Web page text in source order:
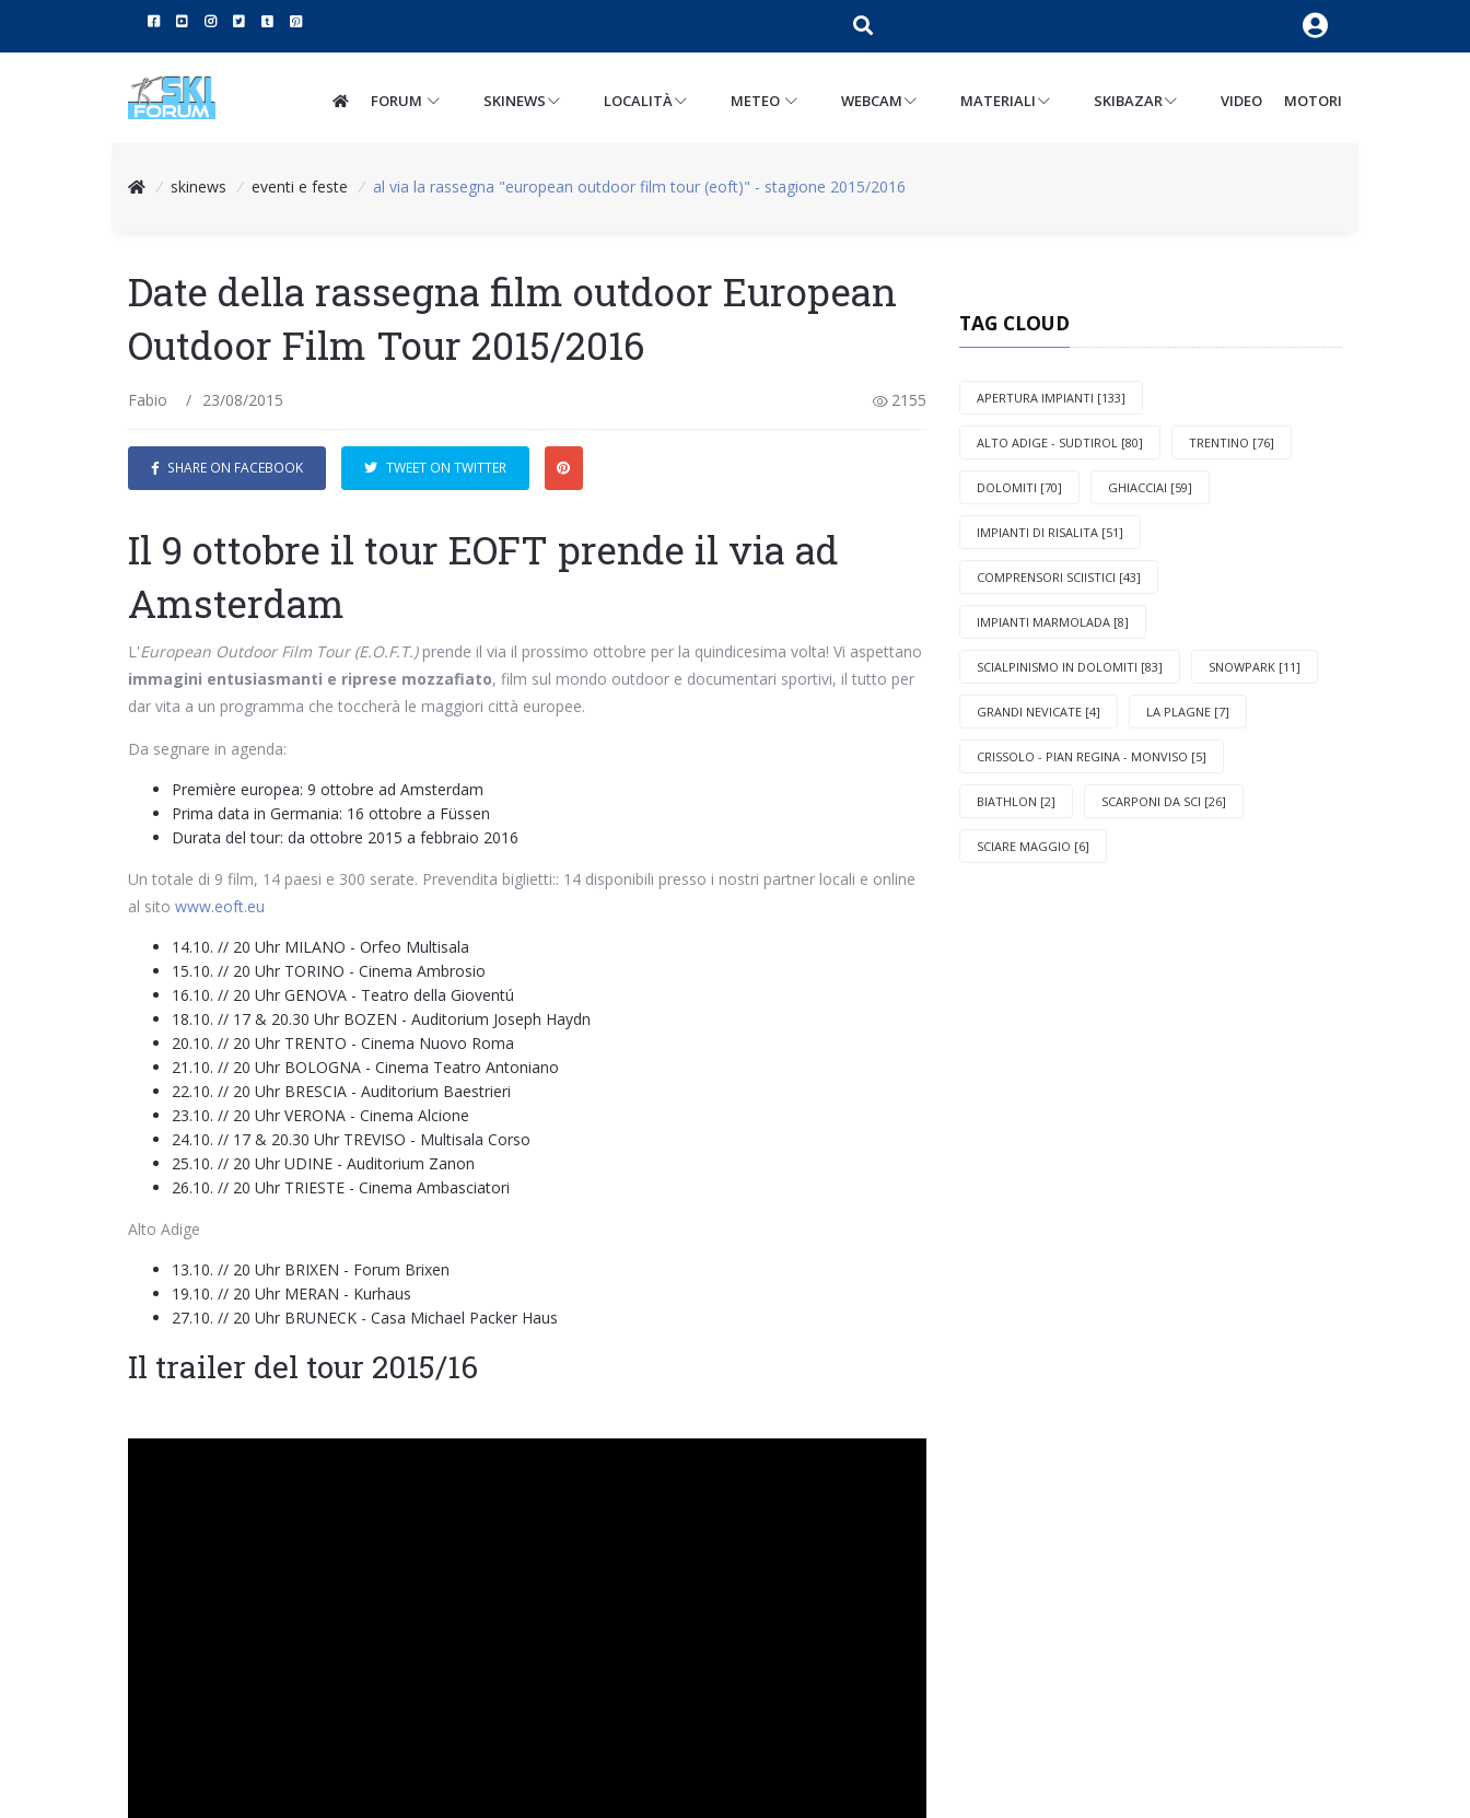
FORUM SKINEWS LOCALITÀ METEO WEBCAM MATERIALI SKIBAZAR VIDEO MOTORI
/ skinews / eventi e feste / al via la rassegna "european outdoor film tour (eoft)" - stagione 2015/2016
Date della rassegna film outdoor European
Outdoor Film Tour 2015/2016
Fabio / 23/08/2015 2155
SHARE ON FACEBOOK TWEET ON TWITTER
Il 9 ottobre il tour EOFT prende il via ad
Amsterdam
L'European Outdoor Film Tour (E.O.F.T.)prende il via il prossimo ottobre per la quindicesima volta! Vi aspettano
immagini entusiasmanti e riprese mozzafiato, film sul mondo outdoor e documentari sportivi, il tutto per
dar vita a un programma che toccherà le maggiori città europee.
Da segnare in agenda:
Première europea: 9 ottobre ad Amsterdam
Prima data in Germania: 16 ottobre a Füssen
Durata del tour: da ottobre 2015 a febbraio 2016
Un totale di 9 film, 14 paesi e 300 serate. Prevendita biglietti:: 14 disponibili presso i nostri partner locali e online
al sito www.eoft.eu
14.10. // 20 Uhr MILANO - Orfeo Multisala
15.10. // 20 Uhr TORINO - Cinema Ambrosio
16.10. // 20 Uhr GENOVA - Teatro della Gioventú
18.10. // 17 & 20.30 Uhr BOZEN - Auditorium Joseph Haydn
20.10. // 20 Uhr TRENTO - Cinema Nuovo Roma
21.10. // 20 Uhr BOLOGNA - Cinema Teatro Antoniano
22.10. // 20 Uhr BRESCIA - Auditorium Baestrieri
23.10. // 20 Uhr VERONA - Cinema Alcione
24.10. // 17 & 20.30 Uhr TREVISO - Multisala Corso
25.10. // 20 Uhr UDINE - Auditorium Zanon
26.10. // 20 Uhr TRIESTE - Cinema Ambasciatori
Alto Adige
13.10. // 20 Uhr BRIXEN - Forum Brixen
19.10. // 20 Uhr MERAN - Kurhaus
27.10. // 20 Uhr BRUNECK - Casa Michael Packer Haus
Il trailer del tour 2015/16
TAG CLOUD
APERTURA IMPIANTI [133]
ALTO ADIGE - SUDTIROL [80] TRENTINO [76]
DOLOMITI [70] GHIACCIAI [59]
IMPIANTI DI RISALITA [51]
COMPRENSORI SCIISTICI [43]
IMPIANTI MARMOLADA [8]
SCIALPINISMO IN DOLOMITI [83] SNOWPARK [11]
GRANDI NEVICATE [4] LA PLAGNE [7]
CRISSOLO - PIAN REGINA - MONVISO [5]
BIATHLON [2] SCARPONI DA SCI [26]
SCIARE MAGGIO [6]